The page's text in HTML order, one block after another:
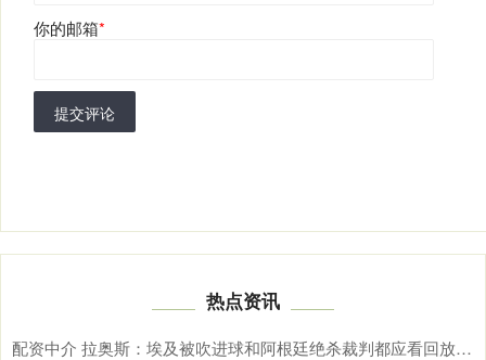
你的邮箱*
提交评论
热点资讯
配资中介 拉奥斯：埃及被吹进球和阿根廷绝杀裁判都应看回放自己定，才合理